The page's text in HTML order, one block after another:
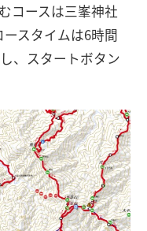
コースは三峯神社
スタイムは6時間
、スタートボタン